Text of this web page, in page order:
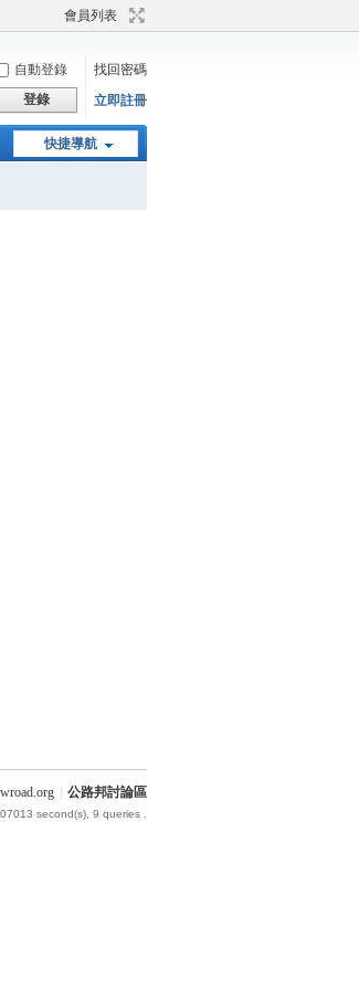
會員列表
自動登錄
找回密碼
登錄 立即註冊
快捷導航
公路邦討論區
second(s), 9 queries .